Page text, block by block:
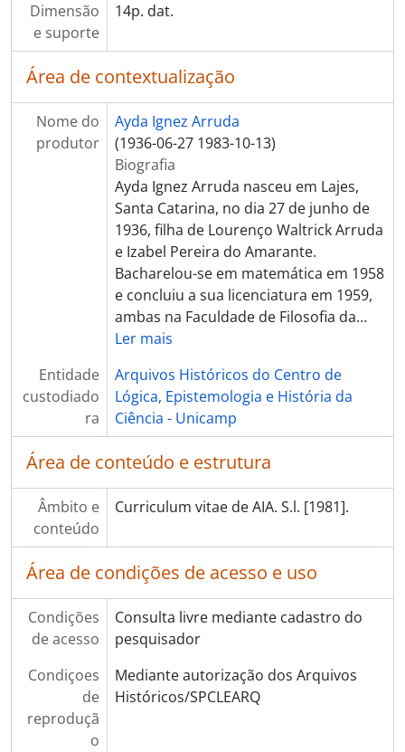
Dimensão
e suporte
14p. dat.
Área de contextualização
Nome do
produtor
Ayda Ignez Arruda
(1936-06-27 1983-10-13)
Biografia
Ayda Ignez Arruda nasceu em Lajes,
Santa Catarina, no dia 27 de junho de
1936, filha de Lourenço Waltrick Arruda
e Izabel Pereira do Amarante.
Bacharelou-se em matemática em 1958
e concluiu a sua licenciatura em 1959,
ambas na Faculdade de Filosofia da…
Ler mais
Entidade
custodiado
ra
Arquivos Históricos do Centro de
Lógica, Epistemologia e História da
Ciência - Unicamp
Área de conteúdo e estrutura
Âmbito e
conteúdo
Curriculum vitae de AIA. S.l. [1981].
Área de condições de acesso e uso
Condições
de acesso
Consulta livre mediante cadastro do
pesquisador
Condiçoes
de
reproduçã
o
Mediante autorização dos Arquivos
Históricos/SPCLEARQ